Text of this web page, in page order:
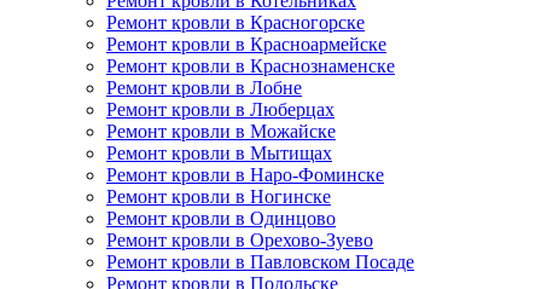
Ремонт кровли в Красногорске
Ремонт кровли в Красноармейске
Ремонт кровли в Краснознаменске
Ремонт кровли в Лобне
Ремонт кровли в Люберцах
Ремонт кровли в Можайске
Ремонт кровли в Мытищах
Ремонт кровли в Наро-Фоминске
Ремонт кровли в Ногинске
Ремонт кровли в Одинцово
Ремонт кровли в Орехово-Зуево
Ремонт кровли в Павловском Посаде
Ремонт кровли в Подольске